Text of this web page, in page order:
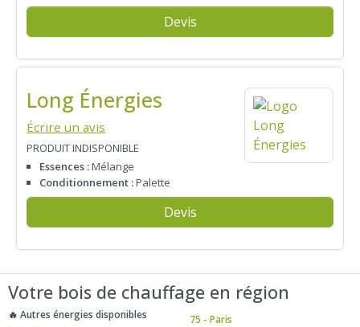
Devis
Long Énergies
Écrire un avis
PRODUIT INDISPONIBLE
Essences :Mélange
Conditionnement :Palette
Devis
Votre bois de chauffage en région
🔥 Autres énergies disponibles
75 - Paris